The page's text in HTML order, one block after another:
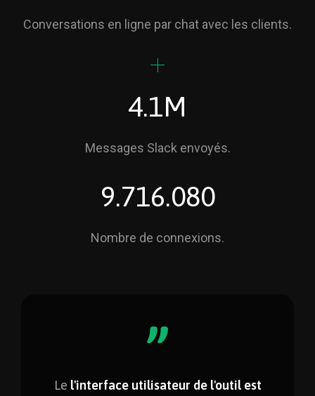
Conversations en ligne par chat avec les clients.
4.1M
Messages Slack envoyés.
9.716.080
Nombre de connexions.
Le l'interface utilisateur de l'outil est